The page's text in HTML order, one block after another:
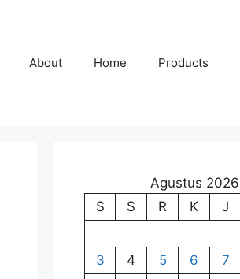
About Home Products
Agustus 2026
S
S R K J
3
4 5 6 7